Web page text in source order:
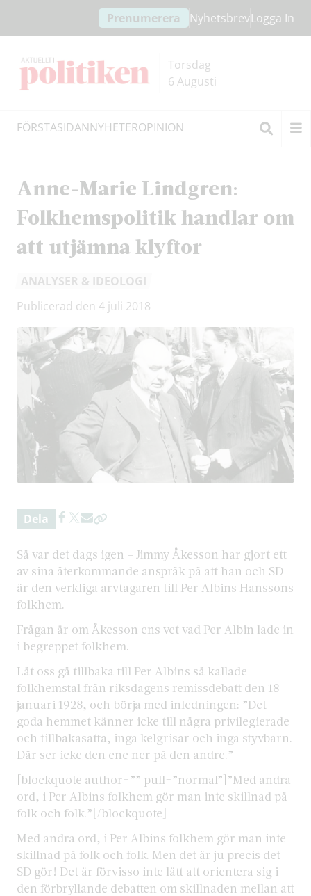
innehållet
headern
Prenumerera NyhetsbrevLogga In
Torsdag
6 Augusti
FÖRSTASIDANNYHETEROPINION
Anne-Marie Lindgren:
Folkhemspolitik handlar om
att utjämna klyftor
ANALYSER & IDEOLOGI
Publicerad den 4 juli 2018
Dela
Så var det dags igen – Jimmy Åkesson har gjort ett
av sina återkommande anspråk på att han och SD
är den verkliga arvtagaren till Per Albins Hanssons
folkhem.
Frågan är om Åkesson ens vet vad Per Albin lade in
i begreppet folkhem.
Låt oss gå tillbaka till Per Albins så kallade
folkhemstal från riksdagens remissdebatt den 18
januari 1928, och börja med inledningen: ”Det
goda hemmet känner icke till några privilegierade
och tillbakasatta, inga kelgrisar och inga styvbarn.
Där ser icke den ene ner på den andre.”
[blockquote author=”” pull=”normal”]”Med andra
ord, i Per Albins folkhem gör man inte skillnad på
folk och folk.”[/blockquote]
Med andra ord, i Per Albins folkhem gör man inte
skillnad på folk och folk. Men det är ju precis det
SD gör! Det är förvisso inte lätt att orientera sig i
den förbryllande debatten om skillnaden mellan att